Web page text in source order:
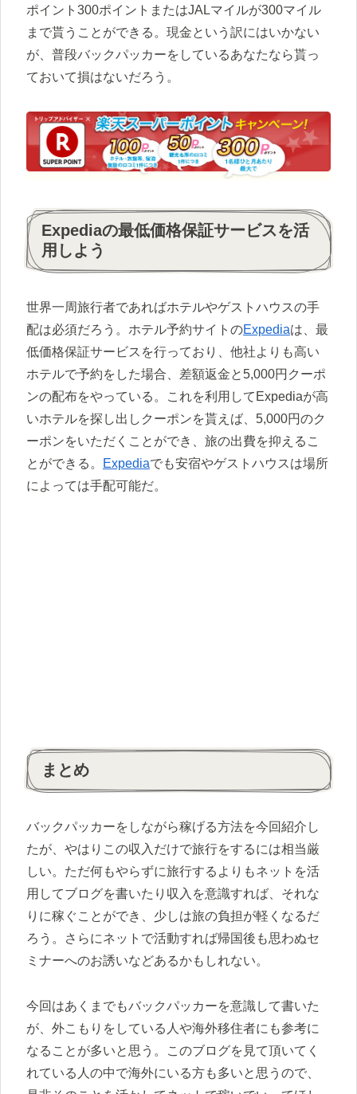
ポイント300ポイントまたはJALマイルが300マイル
まで貰うことができる。現金という訳にはいかない
が、普段バックパッカーをしているあなたなら貰っ
ておいて損はないだろう。
Expediaの最低価格保証サービスを活
用しよう
世界一周旅行者であればホテルやゲストハウスの手
配は必須だろう。ホテル予約サイトのExpediaは、最
低価格保証サービスを行っており、他社よりも高い
ホテルで予約をした場合、差額返金と5,000円クーポ
ンの配布をやっている。これを利用してExpediaが高
いホテルを探し出しクーポンを貰えば、5,000円のク
ーポンをいただくことができ、旅の出費を抑えるこ
とができる。
Expediaでも安宿やゲストハウスは場所
によっては手配可能だ。
まとめ
バックパッカーをしながら稼げる方法を今回紹介し
たが、やはりこの収入だけで旅行をするには相当厳
しい。ただ何もやらずに旅行するよりもネットを活
用してブログを書いたり収入を意識すれば、それな
りに稼ぐことができ、少しは旅の負担が軽くなるだ
ろう。さらにネットで活動すれば帰国後も思わぬセ
ミナーへのお誘いなどあるかもしれない。
今回はあくまでもバックパッカーを意識して書いた
が、外こもりをしている人や海外移住者にも参考に
なることが多いと思う。このブログを見て頂いてく
れている人の中で海外にいる方も多いと思うので、